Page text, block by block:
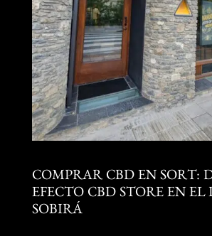
COMPRAR CBD EN SORT:
EFECTO CBD STORE EN EL
SOBIRÁ